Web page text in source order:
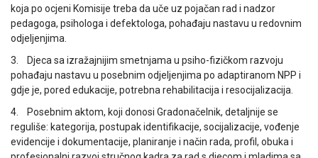
koja po ocjeni Komisije treba da uče uz pojačan rad i nadzor
pedagoga, psihologa i defektologa, pohađaju nastavu u redovnim
odjeljenjima.
3. Djeca sa izražajnijim smetnjama u psiho-fizičkom razvoju
pohađaju nastavu u posebnim odjeljenjima po adaptiranom NPP i
gdje je, pored edukacije, potrebna rehabilitacija i resocijalizacija.
4. Posebnim aktom, koji donosi Gradonačelnik, detaljnije se
reguliše: kategorija, postupak identifikacije, socijalizacije, vođenje
evidencije i dokumentacije, planiranje i način rada, profil, obuka i